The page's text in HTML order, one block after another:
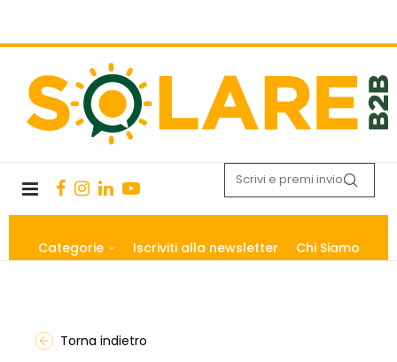
Categorie Iscriviti alla newsletter Chi Siamo
Torna indietro